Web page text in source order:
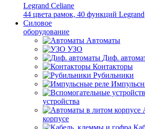
Legrand Celiane
44 цвета рамок, 40 функций Legrand
Силовое
оборудование
Автоматы
УЗО
Диф.
Контакторы
Рубильники
устройства
корпусе